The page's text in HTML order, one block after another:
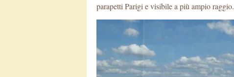
parapetti Parigi e visibile a più ampio raggio.